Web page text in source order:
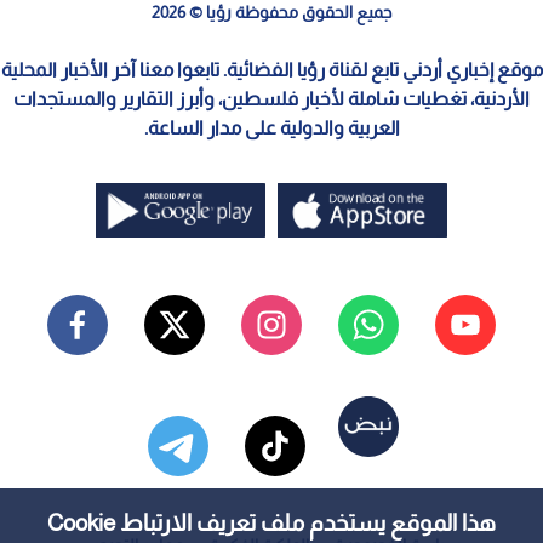
هذا الموقع يستخدم ملف تعريف الارتباط Cookie
جميع الحقوق محفوظة رؤيا © 2026
موقع إخباري أردني تابع لقناة رؤيا الفضائية. تابعوا معنا آخر الأخبار المحلية
الأردنية، تغطيات شاملة لأخبار فلسطين، وأبرز التقارير والمستجدات
العربية والدولية على مدار الساعة.